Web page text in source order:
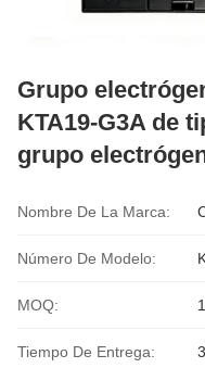
Grupo
KTA19-G3A de
grupo
Nombre De La Marca:
Número De Modelo:
MOQ: 1
Tiempo De Entrega: